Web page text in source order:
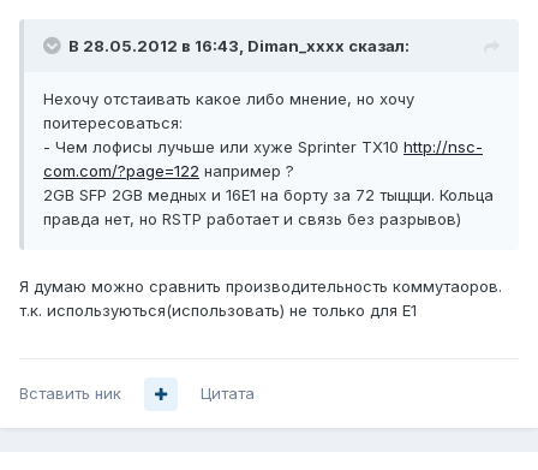
В 28.05.2012 в 16:43, Diman_xxxx сказал:
Нехочу отстаивать какое либо мнение, но хочу
поитересоваться:
- Чем лофисы лучьше или хуже Sprinter TX10 http://nsc-
com.com/?page=122 например ?
2GB SFP 2GB медных и 16E1 на борту за 72 тыщщи. Кольца
правда нет, но RSTP работает и связь без разрывов)
Я думаю можно сравнить производительность коммутаоров.
т.к. используються(использовать) не только для E1
Вставить ник Цитата